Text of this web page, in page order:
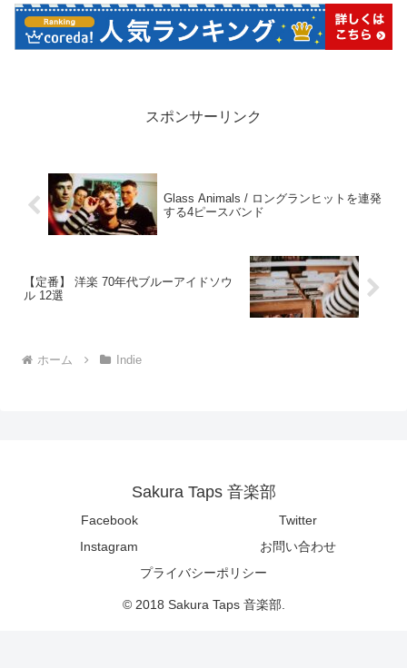
スポンサーリンク
Glass Animals / ロングランヒットを連発
する4ピースバンド
【定番】 洋楽 70年代ブルーアイドソウ
ル 12選
ホーム Indie
Sakura Taps 音楽部
Facebook
Twitter
Instagram
お問い合わせ
プライバシーポリシー
© 2018 Sakura Taps 音楽部.